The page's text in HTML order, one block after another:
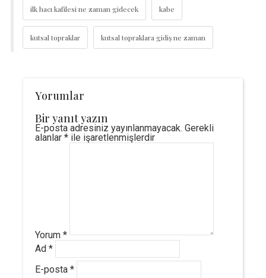
ilk hacı kafilesi ne zaman gidecek kabe
kutsal topraklar kutsal topraklara gidiş ne zaman
Yorumlar
Bir yanıt yazın
E-posta adresiniz yayınlanmayacak. Gerekli
alanlar *ile işaretlenmişlerdir
Yorum *
Ad *
E-posta *